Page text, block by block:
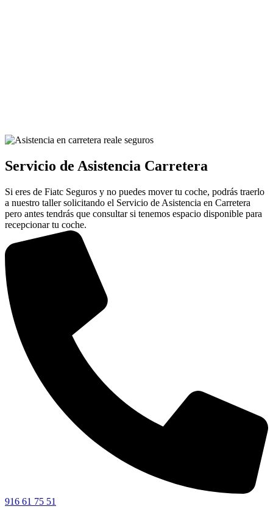
Servicio de Asistencia Carretera
Si eres de Fiatc Seguros y no puedes mover tu coche, podrás traerlo
a nuestro taller solicitando el Servicio de Asistencia en Carretera
pero antes tendrás que consultar si tenemos espacio disponible para
recepcionar tu coche.
916 61 75 51